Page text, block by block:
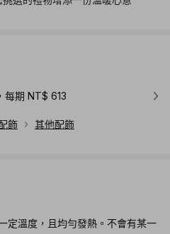
每期 NT$ 613
飾 其他配飾
定溫度，且均勻發熱。不會有某一